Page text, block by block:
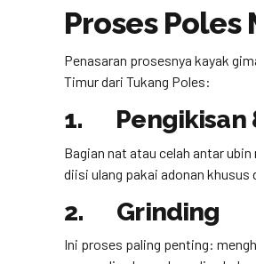
Proses Poles
Penasaran prosesnya kayak
Timur dari Tukang Poles:
1. Pengikisan
Bagian nat atau celah antar
diisi ulang pakai adonan khusus
2. Grinding
Ini proses paling penting: